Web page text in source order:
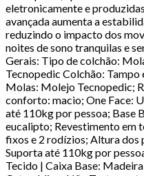
eletronicamente e
avançada aumenta a
reduzindo o impacto dos
noites de sono tranquilas e
Gerais: Tipo de colchão:
Tecnopedic Colchão: Tampo
Molas: Molejo Tecnopedic;
conforto: macio; One Face:
até 110kg por pessoa; Base
eucalipto; Revestimento em
fixos e 2 rodízios; Altura dos
Suporta até 110kg por
Tecido | Caixa Base: